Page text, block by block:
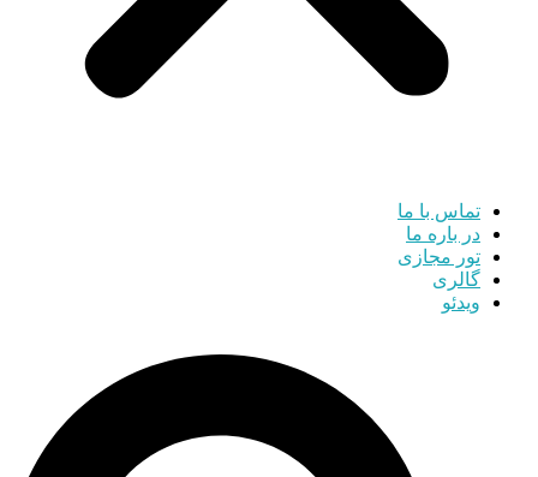
تماس با ما
در باره ما
تور مجازی
گالری
ویدئو